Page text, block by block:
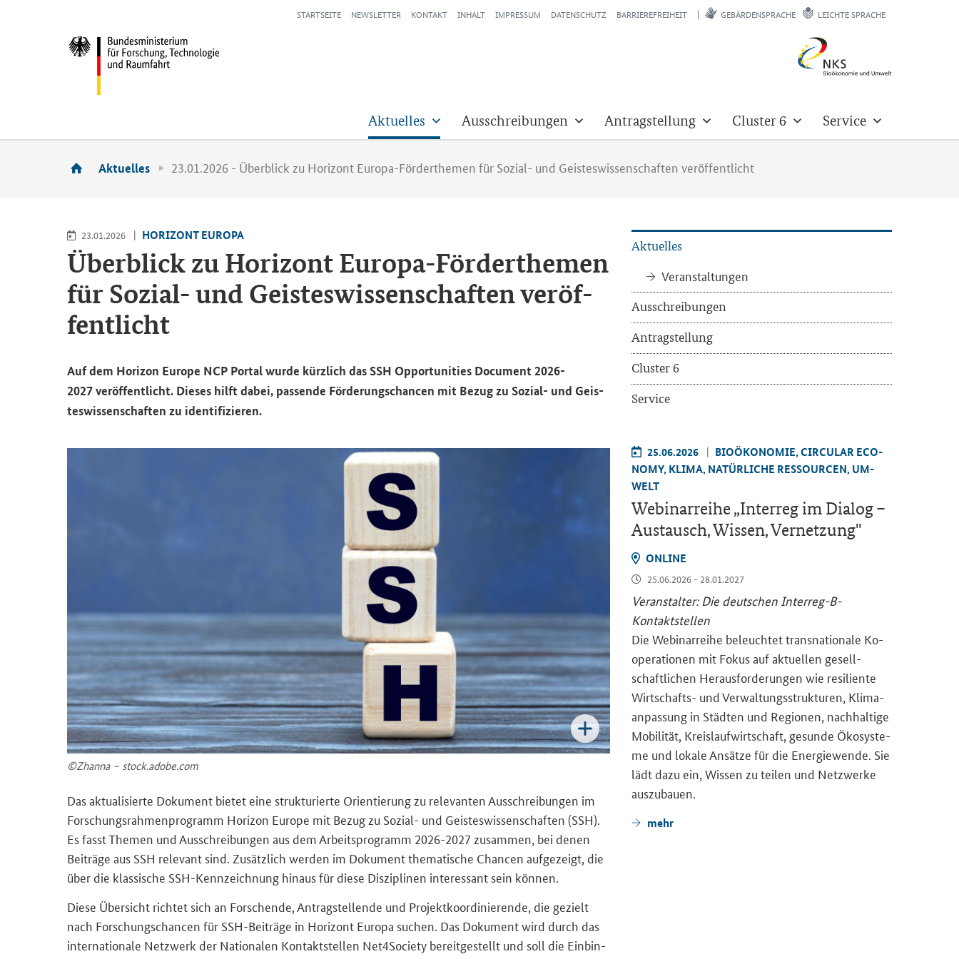
STARTSEITE NEWSLETTER KONTAKT INHALT IMPRESSUM DATENSCHUTZ BARRIEREFREIHEIT GEBÄRDENSPRACHE LEICHTE SPRACHE
Aktuelles Ausschreibungen Antragstellung Cluster 6 Service
Aktuelles 23.01.2026 - Überblick zu Horizont Europa-Förderthemen für Sozial- und Geisteswissenschaften veröffentlicht
23.01.2026 HO­RI­ZONT EU­RO­PA
Über­blick zu Ho­ri­zont Europa-​Förderthemen
für Sozial-​ und Geis­tes­wis­sen­schaf­ten ver­öf­
fent­licht
Auf dem Horizon Europe NCP Portalwurde kürz­lich das SSH Opportunities Document 2026-
2027ver­öf­fent­licht. Die­ses hilft dabei, pas­sen­de För­de­rungs­chan­cen mit Bezug zu Sozial-​ und Geis­
tes­wis­sen­schaf­ten zu iden­ti­fi­zie­ren.
©Zhan­na – stock.adobe.com
Das ak­tua­li­sier­te Do­ku­ment bie­tet eine struk­tu­rier­te Ori­en­tie­rung zu re­le­van­ten Aus­schrei­bun­gen im
For­schungs­rah­men­pro­gramm Ho­ri­zon Eu­ro­pe mit Bezug zu Sozial-​ und Geis­tes­wis­sen­schaf­ten (SSH).
Es fasst The­men und Aus­schrei­bun­gen aus dem Ar­beits­pro­gramm 2026-​2027 zu­sam­men, bei denen
Bei­trä­ge aus SSH re­le­vant sind. Zu­sätz­lich wer­den im Do­ku­ment the­ma­ti­sche Chan­cen auf­ge­zeigt, die
über die klas­si­sche SSH-​Kennzeichnung hin­aus für diese Dis­zi­pli­nen in­ter­es­sant sein kön­nen.
Diese Über­sicht rich­tet sich an For­schen­de, An­trag­stel­len­de und Pro­jekt­ko­or­di­nie­ren­de, die ge­zielt
nach For­schungs­chan­cen für SSH-​Beiträge in Ho­ri­zont Eu­ro­pa su­chen. Das Do­ku­ment wird durch das
in­ter­na­tio­na­le Netz­werk der Na­tio­na­len Kon­takt­stel­len Net4Society be­reit­ge­stellt und soll die Ein­bin­
Ak­tu­el­les
Ver­an­stal­tun­gen
Aus­schrei­bun­gen
An­trag­stel­lung
Clus­ter 6
Ser­vice
25.06.2026
BIO­ÖKO­NO­MIE, CIR­CU­LAR ECO­
NO­MY, KLIMA, NA­TÜR­LI­CHE RES­SOUR­CEN, UM­
WELT
We­bi­nar­rei­he „Interregim Dia­log –
Aus­tausch, Wis­sen, Ver­net­zung"
ON­LINE
25.06.2026 - 28.01.2027
Ver­an­stal­ter: Die deut­schen Interreg-​B-
Kontaktstellen
Die We­bi­nar­rei­he be­leuch­tet trans­na­tio­na­le Ko­
ope­ra­tio­nen mit Fokus auf ak­tu­el­len ge­sell­
schaft­li­chen Her­aus­for­de­run­gen wie re­si­li­en­te
Wirtschafts-​ und Ver­wal­tungs­struk­tu­ren, Kli­ma­
an­pas­sung in Städ­ten und Re­gio­nen, nach­hal­ti­ge
Mo­bi­li­tät, Kreis­lauf­wirt­schaft, ge­sun­de Öko­sys­te­
me und lo­ka­le An­sät­ze für die En­er­gie­wen­de. Sie
lädt dazu ein, Wis­sen zu tei­len und Netz­wer­ke
aus­zu­bau­en.
mehr